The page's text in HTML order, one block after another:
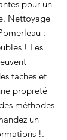
pour un
Nettoyage
:
! Les
taches et
propreté
méthodes
un
!.